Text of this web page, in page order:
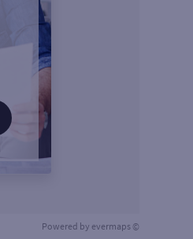
Powered by evermaps ©